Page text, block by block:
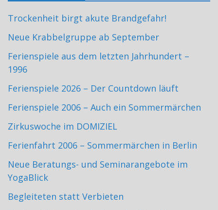
Trockenheit birgt akute Brandgefahr!
Neue Krabbelgruppe ab September
Ferienspiele aus dem letzten Jahrhundert –
1996
Ferienspiele 2026 – Der Countdown läuft
Ferienspiele 2006 – Auch ein Sommermärchen
Zirkuswoche im DOMIZIEL
Ferienfahrt 2006 – Sommermärchen in Berlin
Neue Beratungs- und Seminarangebote im
YogaBlick
Begleiteten statt Verbieten